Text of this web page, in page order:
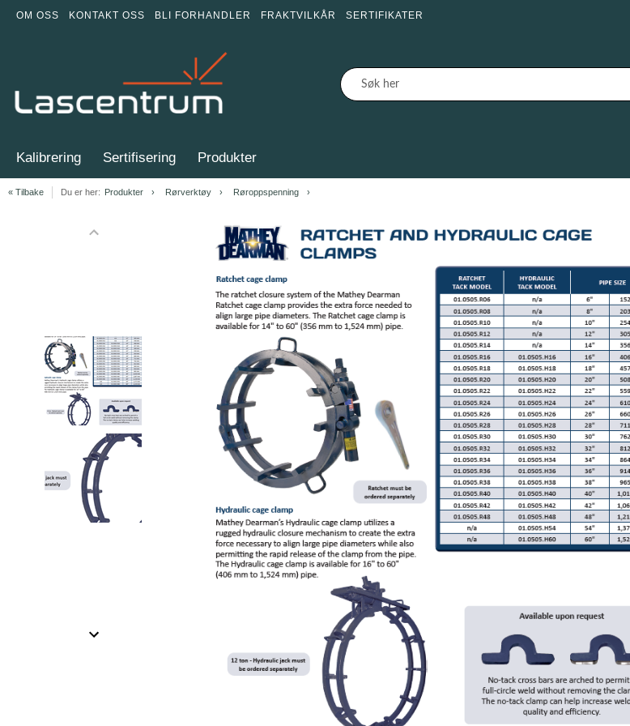
OM OSS KONTAKT OSS BLI FORHANDLER FRAKTVILKÅR SERTIFIKATER
Kalibrering Sertifisering Produkter
« Tilbake Du er her: Produkter Rørverktøy Røroppspenning